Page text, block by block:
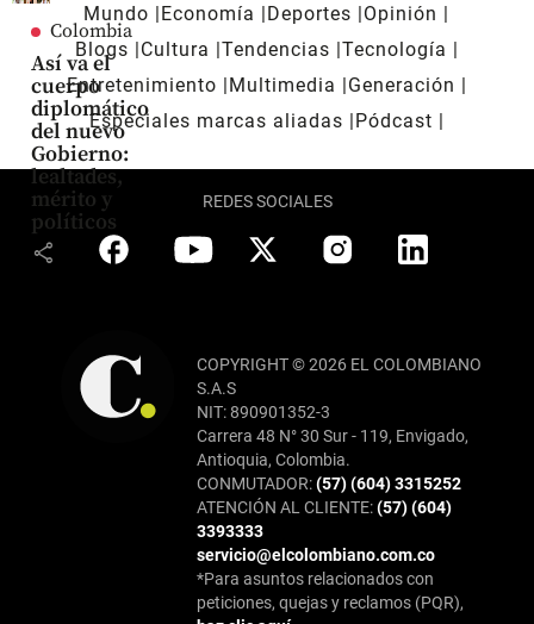
Colombia
Así va el
cuerpo
diplomático
del nuevo
Gobierno:
lealtades,
mérito y
políticos
share
Mundo Economía Deportes
Opinión
Blogs
Cultura Tendencias Tecnología
Entretenimiento
Multimedia
Generación
Especiales marcas aliadas
Pódcast
REDES SOCIALES
COPYRIGHT © 2026 EL COLOMBIANO
S.A.S
NIT: 890901352-3
Carrera 48 N° 30 Sur - 119, Envigado,
Antioquia, Colombia.
CONMUTADOR:(57) (604) 3315252
ATENCIÓN AL CLIENTE:(57) (604)
3393333
servicio@elcolombiano.com.co
*Para asuntos relacionados con
peticiones, quejas y reclamos (PQR),